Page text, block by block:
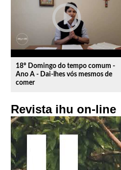
play_circle_outline
18º Domingo do tempo comum -
Ano A - Dai-lhes vós mesmos de
comer
Revista ihu on-line